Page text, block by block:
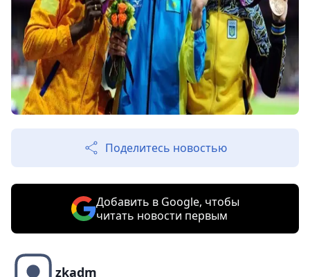
Поделитесь новостью
Добавить в Google, чтобы
читать новости первым
zkadm